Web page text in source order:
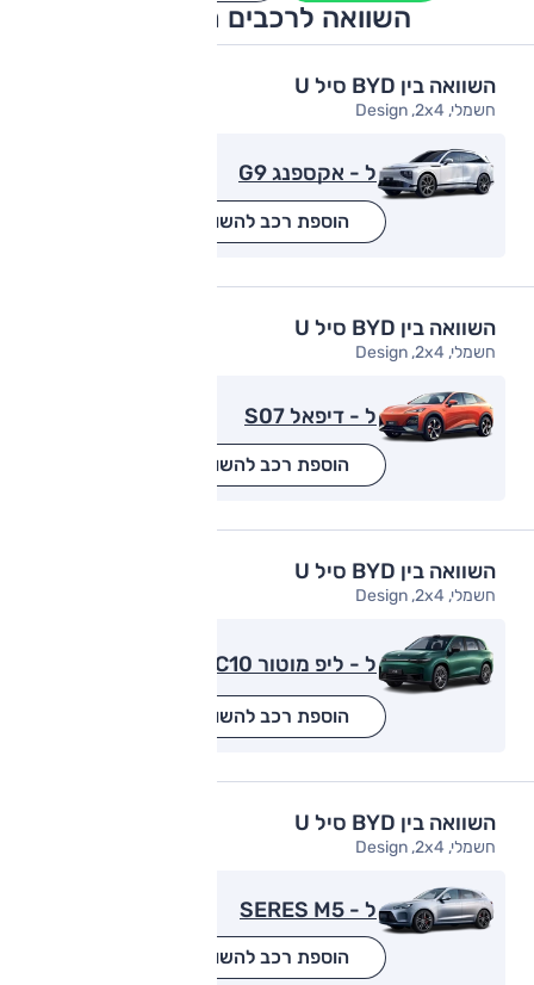
השוואה לרכבים מתחרים
השוואה בין BYD סיל U
חשמלי, Design ,2x4
ל - אקספנג G9
הוספת רכב להשוואה
השוואה בין BYD סיל U
חשמלי, Design ,2x4
ל - דיפאל S07
הוספת רכב להשוואה
השוואה בין BYD סיל U
חשמלי, Design ,2x4
ל - ליפ מוטור C10
הוספת רכב להשוואה
השוואה בין BYD סיל U
חשמלי, Design ,2x4
ל - SERES M5
הוספת רכב להשוואה